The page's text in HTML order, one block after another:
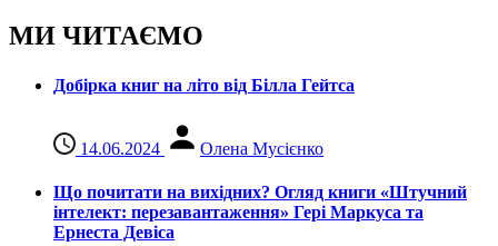
МИ ЧИТАЄМО
Добірка книг на літо від Білла Гейтса
14.06.2024 Олена Мусієнко
Що почитати на вихідних? Огляд книги «Штучний
інтелект: перезавантаження» Гері Маркуса та
Ернеста Девіса